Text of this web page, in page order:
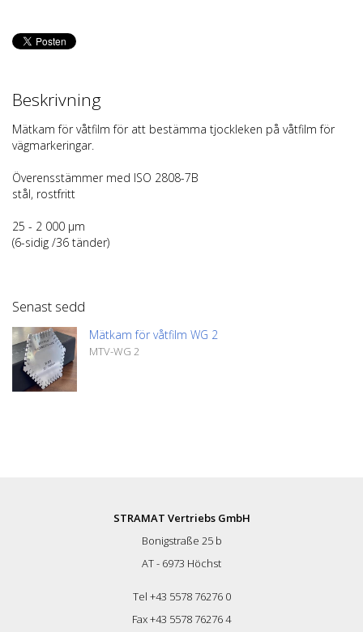
Beskrivning
Mätkam för våtfilm för att bestämma tjockleken på våtfilm för
vägmarkeringar.
Överensstämmer med ISO 2808-7B
stål, rostfritt
25 - 2 000 µm
(6-sidig /36 tänder)
Senast sedd
Mätkam för våtfilm WG 2
MTV-WG 2
STRAMAT Vertriebs GmbH
Bonigstraße 25 b
AT - 6973 Höchst
Tel +43 5578 76276 0
Fax +43 5578 76276 4